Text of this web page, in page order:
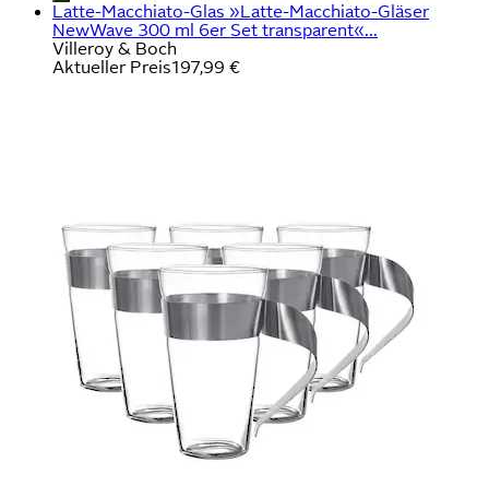
Latte-Macchiato-Glas »Latte-Macchiato-Gläser
NewWave 300 ml 6er Set transparent«...
Villeroy & Boch
Aktueller Preis197,99 €